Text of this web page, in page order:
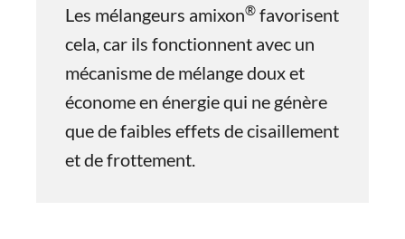
Les mélangeurs amixon® favorisent
cela, car ils fonctionnent avec un
mécanisme de mélange doux et
économe en énergie qui ne génère
que de faibles effets de cisaillement
et de frottement.